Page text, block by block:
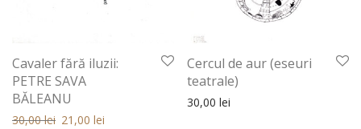
Cavaler fără iluzii:
PETRE SAVA
BĂLEANU
Prețul inițial a fost: 30,00 lei.
30,00lei Prețul curent este: 30,00 lei.
21,00 lei
Cercul de aur (eseuri
teatrale)
30,00 lei